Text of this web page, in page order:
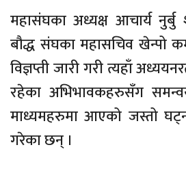
महासंघका अध्यक्ष आचार्य नुर्बु
बौद्ध संघका महासचिव खेन्पो
विज्ञप्ती जारी गरी त्यहाँ
रहेका अभिभावकहरुसँग
माध्यमहरुमा आएको जस्तो
गरेका छन् ।